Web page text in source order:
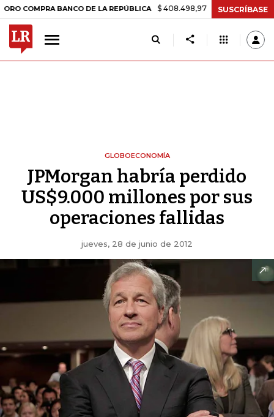
BANCO DE LA REPÚBLICA $ 408.498,97 +$ 8.753,81 +2,19%
SUSCRÍBASE
GLOBOECONOMÍA
JPMorgan habría perdido
US$9.000 millones por sus
operaciones fallidas
jueves, 28 de junio de 2012